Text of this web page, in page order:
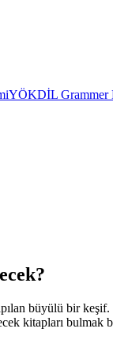
YÖKDİL Grammer
büyülü bir keşif.
kitapları bulmak